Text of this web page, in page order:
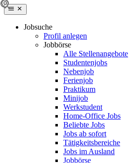
Jobsuche
Profil anlegen
Jobbörse
Alle Stellenangebote
Studentenjobs
Nebenjob
Ferienjob
Praktikum
Minijob
Werkstudent
Home-Office Jobs
Beliebte Jobs
Jobs ab sofort
Tätigkeitsbereiche
Jobs im Ausland
Jobbörse